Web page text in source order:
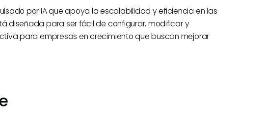
por IA que apoya la escalabilidad y eficiencia en las
diseñada para ser fácil de configurar, modificar y
para empresas en crecimiento que buscan mejorar